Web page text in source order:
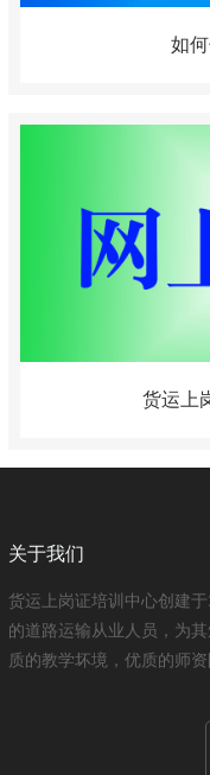
如
货运上
关于我们
货运上岗证培训中心创建
的道路运输从业人员，为
质的教学坏境，优质的师